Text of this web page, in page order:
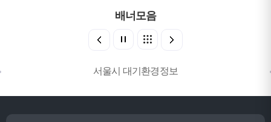
배너모음
서울시 대기환경정보